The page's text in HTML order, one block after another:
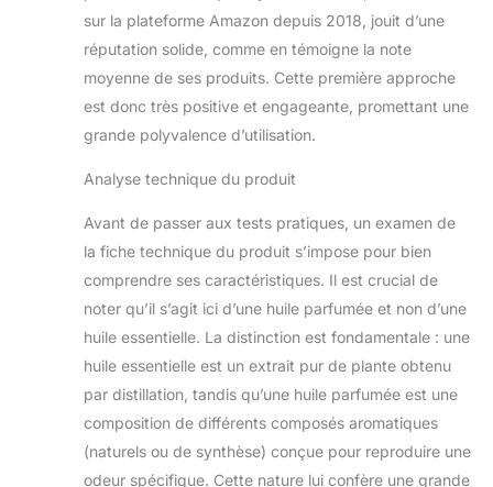
aux amateurs
comme aux
fabricants
professionnels.
sur la plateforme Amazon depuis 2018, jouit d’une
réputation solide, comme en témoigne la note
moyenne de ses produits. Cette première approche
est donc très positive et engageante, promettant une
grande polyvalence d’utilisation.
Analyse technique du produit
Avant de passer aux tests pratiques, un examen de
la fiche technique du produit s’impose pour bien
comprendre ses caractéristiques. Il est crucial de
noter qu’il s’agit ici d’une huile parfumée et non d’une
huile essentielle. La distinction est fondamentale : une
huile essentielle est un extrait pur de plante obtenu
par distillation, tandis qu’une huile parfumée est une
composition de différents composés aromatiques
(naturels ou de synthèse) conçue pour reproduire une
odeur spécifique. Cette nature lui confère une grande